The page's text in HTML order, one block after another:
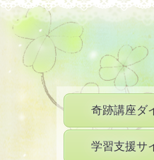
奇跡講座ダ
学習支援サ